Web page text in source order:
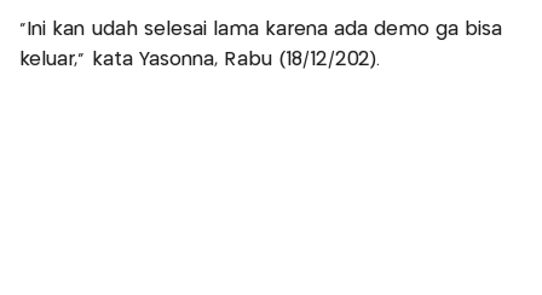
"Ini kan udah selesai lama karena ada demo ga bisa
keluar," kata Yasonna, Rabu (18/12/202).